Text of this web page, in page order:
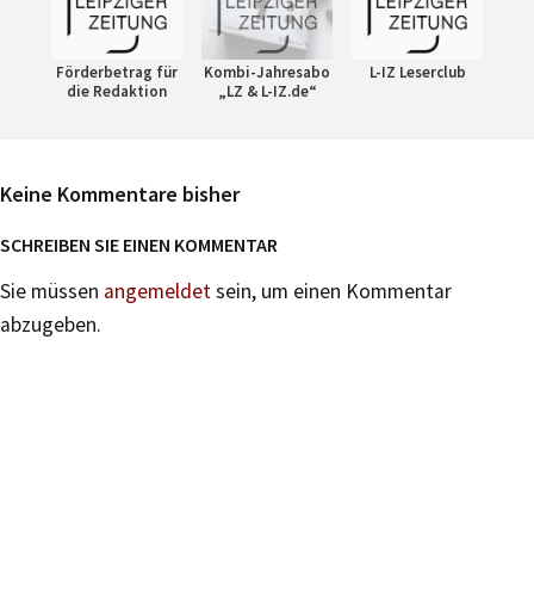
Förderbetrag für
die Redaktion
Kombi-Jahresabo
„LZ & L-IZ.de“
L-IZ Leserclub
Keine Kommentare bisher
SCHREIBEN SIE EINEN KOMMENTAR
Sie müssen angemeldetsein, um einen Kommentar
abzugeben.